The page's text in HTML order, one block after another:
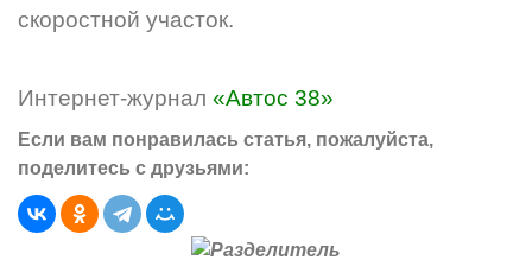
скоростной участок.
Интернет-журнал «Автос 38»
Если вам понравилась статья, пожалуйста,
поделитесь с друзьями: